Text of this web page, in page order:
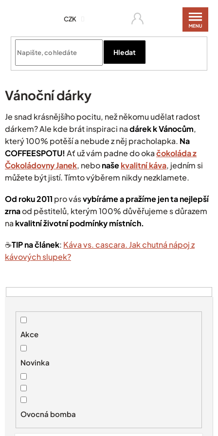
CZK
Hledat
Vánoční dárky
Je snad krásnějšího pocitu, než někomu udělat radost
dárkem? Ale kde brát inspiraci nadárek k Vánocům,
který 100% potěší a nebude z něj pracholapka. Na
COFFEESPOTU! Ať už vám padne do okačokoláda z
Čokoládovny Janek, nebonašekvalitní káva, jedním si
můžete být jistí. Tímto výběrem nikdy nezklamete.
Od roku 2011 pro vásvybíráme a pražíme jen ta nejlepší
zrnaod pěstitelů, kterým 100% důvěřujeme s důrazem
na kvalitní životní podmínky místních.
☕️TIP na článek: Káva vs. cascara. Jak chutná nápoj z
kávových slupek?
Akce
Novinka
Ovocná bomba
V